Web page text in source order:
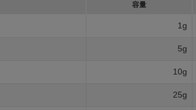
容量
1g
5g
10g
25g